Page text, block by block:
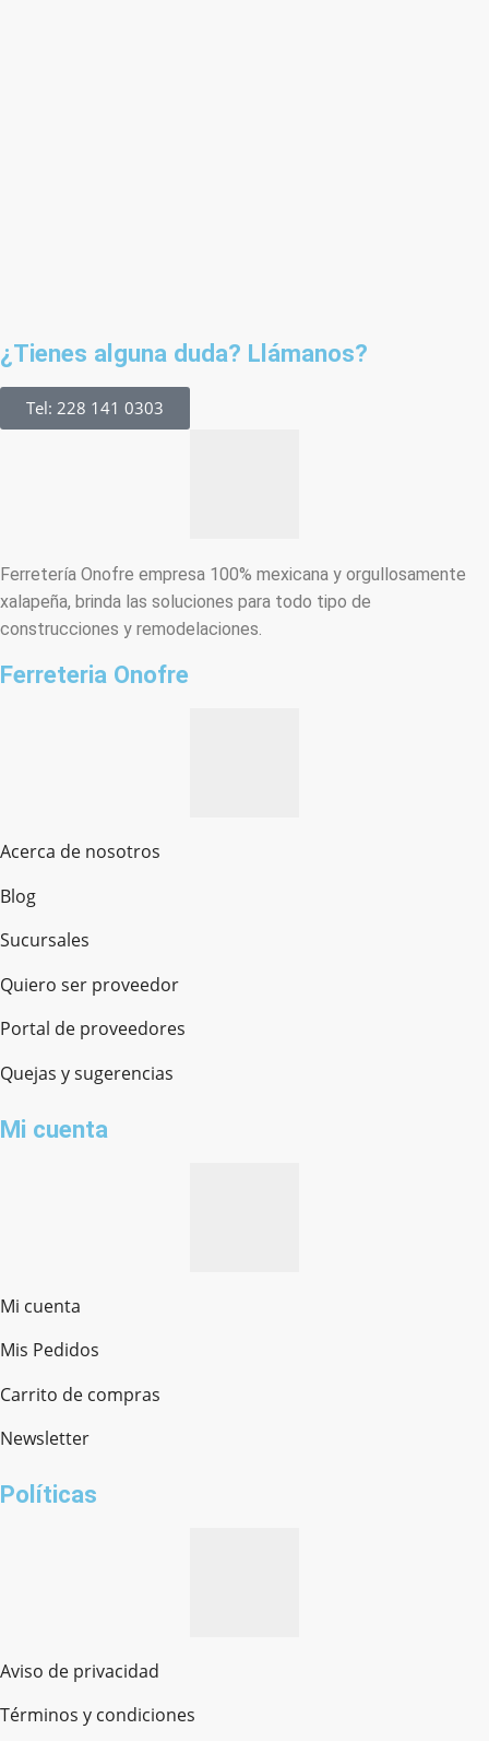
¿Tienes alguna duda? Llámanos?
Tel: 228 141 0303
Ferretería Onofre empresa 100% mexicana y orgullosamente
xalapeña, brinda las soluciones para todo tipo de
construcciones y remodelaciones.
Ferreteria Onofre
Acerca de nosotros
Blog
Sucursales
Quiero ser proveedor
Portal de proveedores
Quejas y sugerencias
Mi cuenta
Mi cuenta
Mis Pedidos
Carrito de compras
Newsletter
Políticas
Aviso de privacidad
Términos y condiciones